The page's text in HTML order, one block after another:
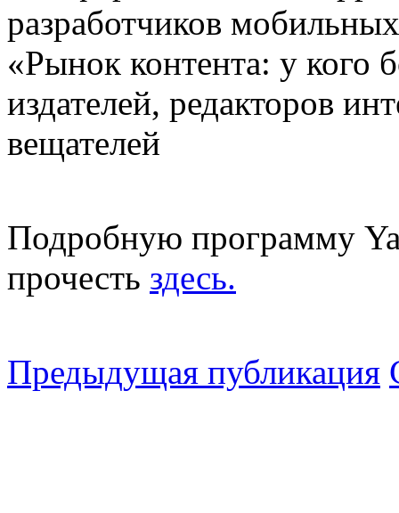
разработчиков
«Рынок контента: у кого
издателей, редакторов
вещателей
Подробную программу
прочесть здесь.
Предыдущая публикация